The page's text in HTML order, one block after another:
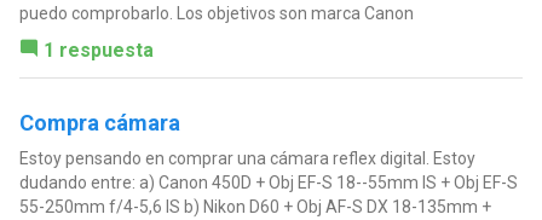
puedo comprobarlo. Los objetivos son marca Canon
1 respuesta
Compra cámara
Estoy pensando en comprar una cámara reflex digital. Estoy
dudando entre: a) Canon 450D + Obj EF-S 18--55mm IS + Obj EF-S
55-250mm f/4-5,6 IS b) Nikon D60 + Obj AF-S DX 18-135mm +